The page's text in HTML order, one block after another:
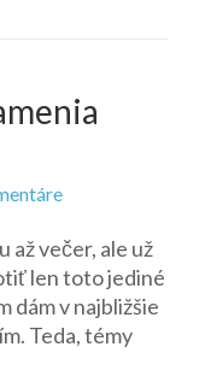
na
adventný
deň:
Znamenia
až večer, ale už
len toto jediné
dám v najbližšie
Teda, témy